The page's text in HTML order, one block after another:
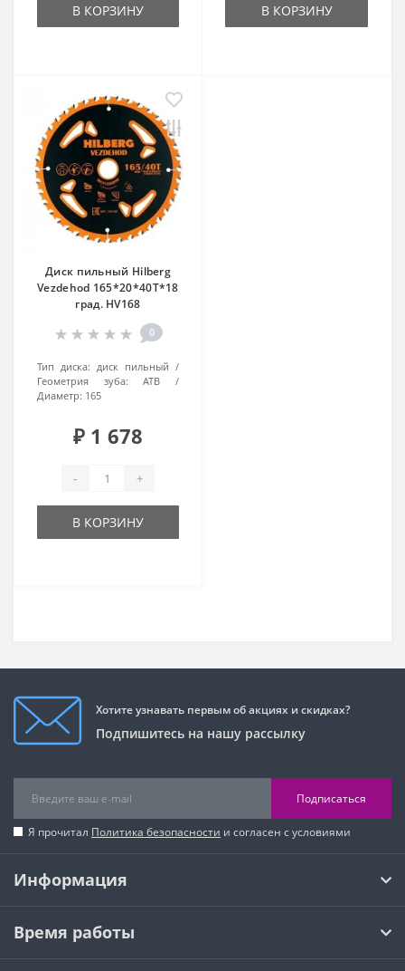
В КОРЗИНУ В КОРЗИНУ
Диск пильный Hilberg
Vezdehod 165*20*40Т*18
град. HV168
0
Тип диска: диск пильный
Геометрия зуба:
ATB
Диаметр: 165
₽ 1 678
- +
В КОРЗИНУ
Хотите узнавать первым об акциях и скидках?
Подпишитесь на нашу рассылку
Подписаться
Я прочитал Политика безопасности и согласен с условиями
Информация
Время работы